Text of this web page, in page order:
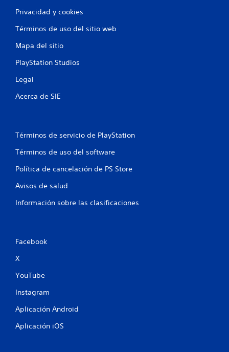
Privacidad y cookies
Términos de uso del sitio web
Mapa del sitio
PlayStation Studios
Legal
Acerca de SIE
Términos de servicio de PlayStation
Términos de uso del software
Política de cancelación de PS Store
Avisos de salud
Información sobre las clasificaciones
Facebook
X
YouTube
Instagram
Aplicación Android
Aplicación iOS